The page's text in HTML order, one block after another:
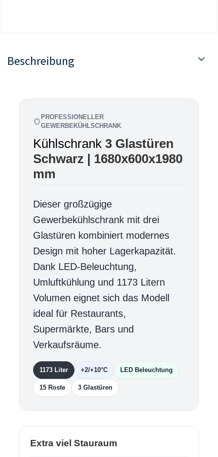
Beschreibung
PROFESSIONELLER
GEWERBEKÜHLSCHRANK
Kühlschrank 3 Glastüren
Schwarz | 1680x600x1980
mm
Dieser großzügige
Gewerbekühlschrank mit drei
Glastüren kombiniert modernes
Design mit hoher Lagerkapazität.
Dank LED-Beleuchtung,
Umluftkühlung und 1173 Litern
Volumen eignet sich das Modell
ideal für Restaurants,
Supermärkte, Bars und
Verkaufsräume.
1173 Liter +2/+10°C LED Beleuchtung
15 Roste 3 Glastüren
Extra viel Stauraum